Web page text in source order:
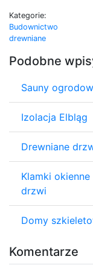
Kategorie:
Budownictwo
drewniane
Podobne
Sauny
Izolacja Elbląg
Drewniane
Klamki
drzwi
Domy
Komentarze